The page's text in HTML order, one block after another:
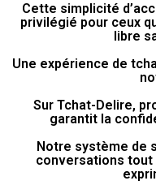
Cette simplicité
privilégié pour ceux
libre
Une expérience de
Sur Tchat-Delire,
garantit la
Notre système de
conversations tout